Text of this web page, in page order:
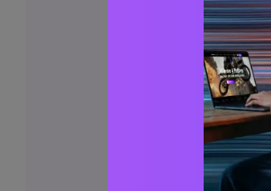
Anda harus
kata kuncinya untuk
Transkripsi Media.io
WhatsApp ke teks.
Pratinjau pesan yang
sudah benar, Anda bisa
menyimpannya ke
referensi di masa depan.